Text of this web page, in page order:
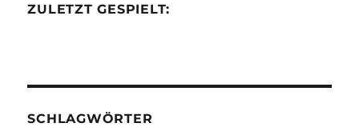
ZULETZT GESPIELT:
SCHLAGWÖRTER